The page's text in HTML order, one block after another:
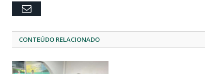
Email
CONTEÚDO RELACIONADO